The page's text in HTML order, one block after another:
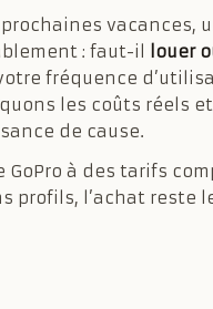
vacances,
: faut-il
louer
fréquence
les coûts réels
de cause.
à des tarifs
profils, l’achat reste